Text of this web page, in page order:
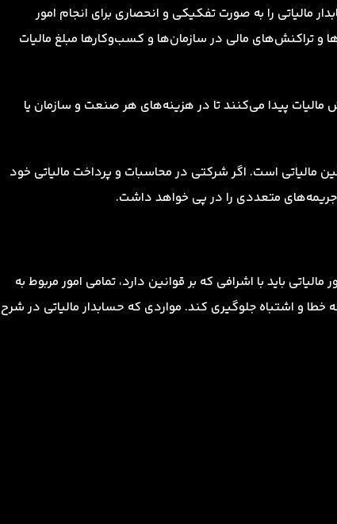
را به صورت تفکیکی و انحصاری برای انجام امور
و تراکنش‌های مالی در سازمان‌ها و کسب‌وکارها مبلغ مالیات
مالیات پیدا می‌کنند تا در هزینه‌های هر صنعت و سازمان یا
است. اگر شرکتی در محاسبات و پرداخت مالیاتی خود
جریمه‌های متعددی را در پی خواهد داشت.
باید با اشرافی که بر قوانین دارد، تمامی امور مربوط به
خطا و اشتباه جلوگیری کند. مواردی که حسابدار مالیاتی در شرح